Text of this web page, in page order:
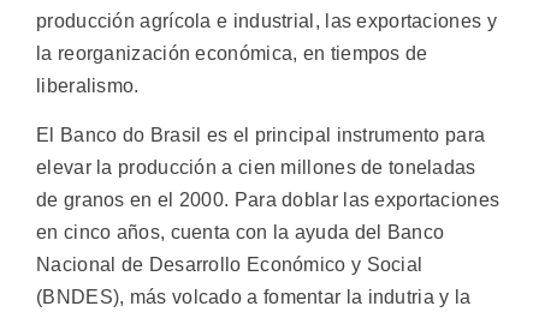
producción agrícola e industrial, las exportaciones y
la reorganización económica, en tiempos de
liberalismo.
El Banco do Brasil es el principal instrumento para
elevar la producción a cien millones de toneladas
de granos en el 2000. Para doblar las exportaciones
en cinco años, cuenta con la ayuda del Banco
Nacional de Desarrollo Económico y Social
(BNDES), más volcado a fomentar la indutria y la